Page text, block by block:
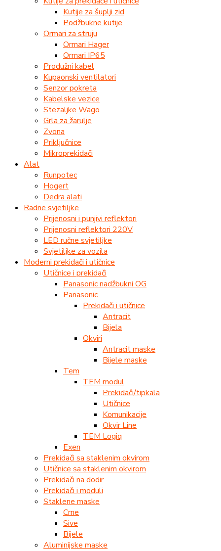
Kutije za šuplji zid
Podžbukne kutije
Ormari za struju
Ormari Hager
Ormari IP65
Produžni kabel
Kupaonski ventilatori
Senzor pokreta
Kabelske vezice
Stezaljke Wago
Grla za žarulje
Zvona
Priključnice
Mikroprekidači
Alat
Runpotec
Hogert
Dedra alati
Radne svjetiljke
Prijenosni i punjivi reflektori
Prijenosni reflektori 220V
LED ručne svjetiljke
Svjetiljke za vozila
Moderni prekidači i utičnice
Utičnice i prekidači
Panasonic nadžbukni OG
Panasonic
Prekidači i utičnice
Antracit
Bijela
Okviri
Antracit maske
Bijele maske
Tem
TEM modul
Prekidači/tipkala
Utičnice
Komunikacije
Okvir Line
TEM Logiq
Exen
Prekidači sa staklenim okvirom
Utičnice sa staklenim okvirom
Prekidači na dodir
Prekidači i moduli
Staklene maske
Crne
Sive
Bijele
Aluminijske maske